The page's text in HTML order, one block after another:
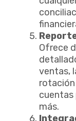
Ofrece
ventas,
cuentas
más.